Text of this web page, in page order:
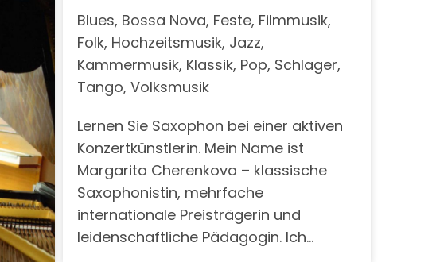
Blues, Bossa Nova, Feste, Filmmusik,
Folk, Hochzeitsmusik, Jazz,
Kammermusik, Klassik, Pop, Schlager,
Tango, Volksmusik
Lernen Sie Saxophon bei einer aktiven
Konzertkünstlerin. Mein Name ist
Margarita Cherenkova – klassische
Saxophonistin, mehrfache
internationale Preisträgerin und
leidenschaftliche Pädagogin. Ich…